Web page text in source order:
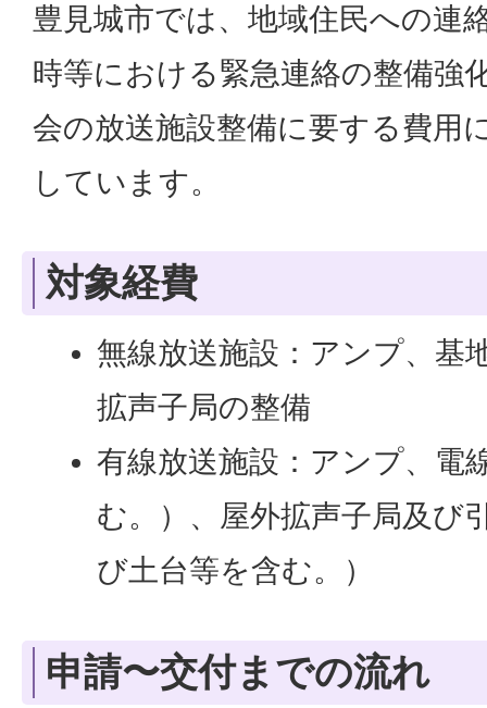
豊見城市では、地域住民への連
時等における緊急連絡の整備強
会の放送施設整備に要する費用
しています。
対象経費
無線放送施設：アンプ、基
拡声子局の整備
有線放送施設：アンプ、電
む。）、屋外拡声子局及び
び土台等を含む。）
申請〜交付までの流れ